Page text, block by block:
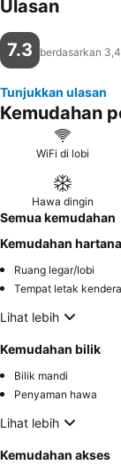
Ulasan
7.3 berdasarkan
Tunjukkan ulasan
Kemudahan
WiFi di lobi
Hawa dingin
Semua kemudahan
Kemudahan
Ruang legar/lobi
Tempat letak
Lihat lebih
Kemudahan bilik
Bilik mandi
Penyaman hawa
Lihat lebih
Kemudahan akses